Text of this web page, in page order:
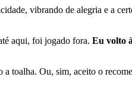
vibrando de alegria e a
aqui, foi jogado fora. Eu volto
toalha. Ou, sim, aceito o